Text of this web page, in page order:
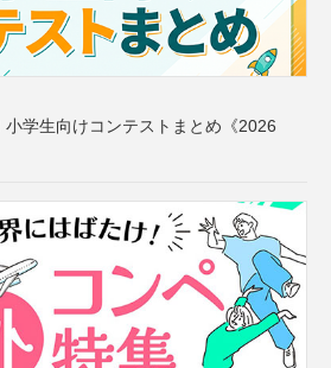
小学生向けコンテストまとめ《2026